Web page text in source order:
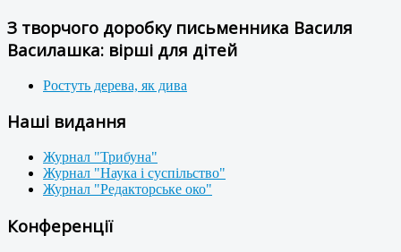
З творчого доробку письменника Василя
Василашка: вірші для дітей
Ростуть дерева, як дива
Наші видання
Журнал "Трибуна"
Журнал "Наука і суспільство"
Журнал "Редакторське око"
Конференції